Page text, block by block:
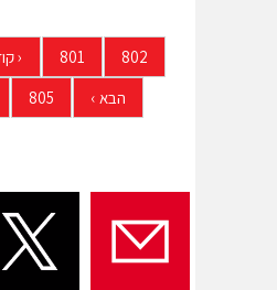
‹ 801
802
805 הבא ›